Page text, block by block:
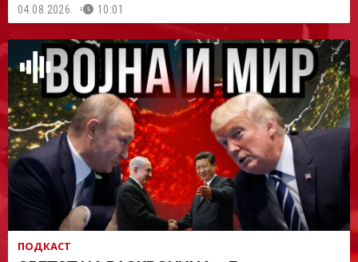
04.08.2026. 10:01
ПОДКАСТ